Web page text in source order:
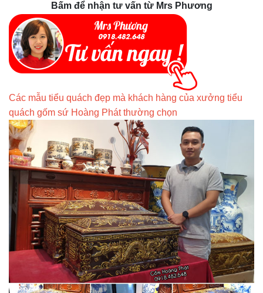
Bấm để nhận tư vấn từ Mrs Phương
Các mẫu tiểu quách đẹp mà khách hàng của xưởng tiểu
quách gốm sứ Hoàng Phát thường chọn